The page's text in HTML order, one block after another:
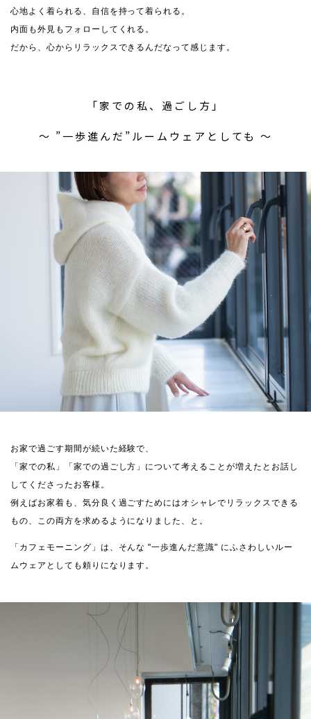
心地よく着られる、自信を持って着られる。
内面も外見もフォローしてくれる。
だから、心からリラックスできるんだなって感じます。
「家での私、過ごし方」
〜 ”一歩進んだ”ルームウェアとしても 〜
お家で過ごす期間が続いた経験で、
「家での私」「家での過ごし方」について考えることが増えたとお話し
してくださったお客様。
例えばお家着も、気分良く過ごすためにはオシャレでリラックスできる
もの、この両方を求めるようになりました、と。
「カフェモーニング」は、そんな "一歩進んだ意識" にふさわしいルー
ムウェアとしても頼りになります。